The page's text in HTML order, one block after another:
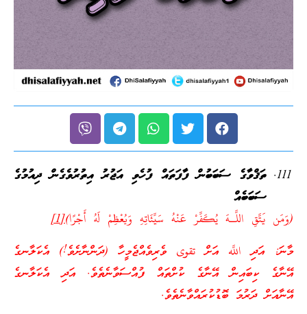
ތަޤްވާގެ ސަބަބުން ފާފަތައް ފުހެވި އަޖުރު އިތުރުވެގެން ދިއުމުގެ
ސަބަބެއް
(وَمَن يَتَّقِ اللَّـهَ يُكَفِّرْ عَنْهُ سَيِّئَاتِهِ وَيُعْظِمْ لَهُ أَجْرًا)[1]
މާނަ: އަދި اللَّه އަށް تقوى ވެރިވެއްޖެމީހާ (ދަންނާށެވެ!) އެކަލާނގެ
އޭނާގެ ކިބައިން އޭނާގެ ކުށްތައް ފުއްސަވާނެތެވެ. އަދި އެކަލާނގެ
އޭނާއަށް ދަރުމަ ބޮޑުކުރައްވާނެތެވެ.